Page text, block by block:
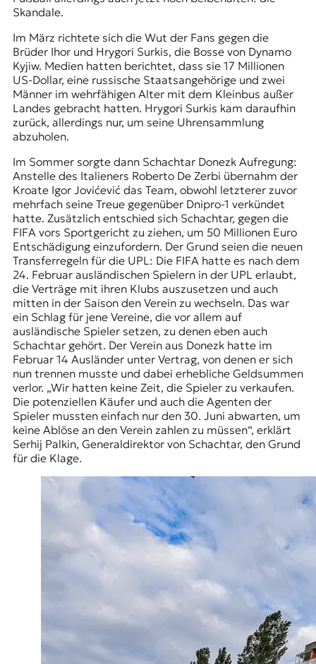
Skandale.
Im März richtete sich die Wut der Fans gegen die
Brüder Ihor und Hrygori Surkis, die Bosse von Dynamo
Kyjiw. Medien hatten berichtet, dass sie 17 Millionen
US-Dollar, eine russische Staatsangehörige und zwei
Männer im wehrfähigen Alter mit dem Kleinbus außer
Landes gebracht hatten. Hrygori Surkis kam daraufhin
zurück, allerdings nur, um seine Uhrensammlung
abzuholen.
Im Sommer sorgte dann Schachtar Donezk Aufregung:
Anstelle des Italieners Roberto De Zerbi übernahm der
Kroate Igor Jovićević das Team, obwohl letzterer zuvor
mehrfach seine Treue gegenüber Dnipro-1 verkündet
hatte. Zusätzlich entschied sich Schachtar, gegen die
FIFA vors Sportgericht zu ziehen, um 50 Millionen Euro
Entschädigung einzufordern. Der Grund seien die neuen
Transferregeln für die UPL: Die FIFA hatte es nach dem
24. Februar ausländischen Spielern in der UPL erlaubt,
die Verträge mit ihren Klubs auszusetzen und auch
mitten in der Saison den Verein zu wechseln. Das war
ein Schlag für jene Vereine, die vor allem auf
ausländische Spieler setzen, zu denen eben auch
Schachtar gehört. Der Verein aus Donezk hatte im
Februar 14 Ausländer unter Vertrag, von denen er sich
nun trennen musste und dabei erhebliche Geldsummen
verlor. „Wir hatten keine Zeit, die Spieler zu verkaufen.
Die potenziellen Käufer und auch die Agenten der
Spieler mussten einfach nur den 30. Juni abwarten, um
keine Ablöse an den Verein zahlen zu müssen“, erklärt
Serhij Palkin, Generaldirektor von Schachtar, den Grund
für die Klage.